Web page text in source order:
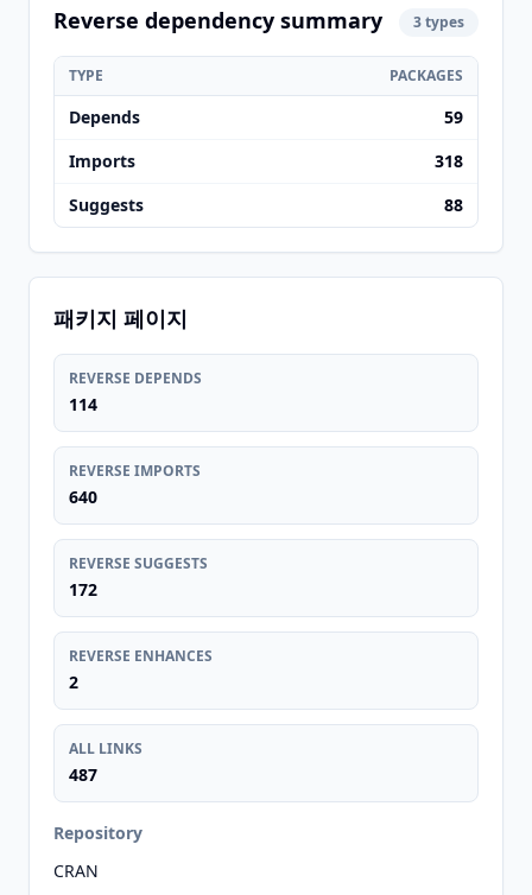
Reverse dependency summary 3 types
TYPE PACKAGES
Depends
59
Imports
318
Suggests
88
패키지 페이지
REVERSE DEPENDS
114
REVERSE IMPORTS
640
REVERSE SUGGESTS
172
REVERSE ENHANCES
2
ALL LINKS
487
Repository
CRAN